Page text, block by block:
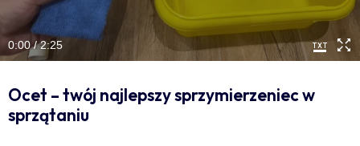
0:00 / 2:25
Ocet – twój najlepszy sprzymierzeniec w
sprzątaniu